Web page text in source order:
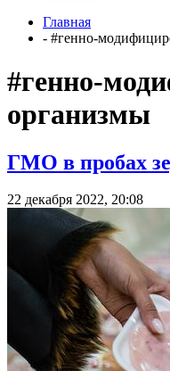
Главная
- #генно-
#генно-
организмы
ГМО в пробах
22 декабря 2022, 20:08